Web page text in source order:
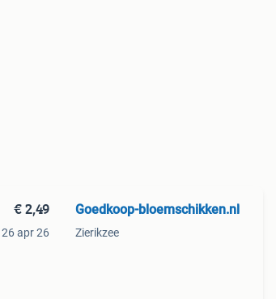
€ 2,49
26 apr 26
Goedkoop-bloemschikken.nl
Zierikzee